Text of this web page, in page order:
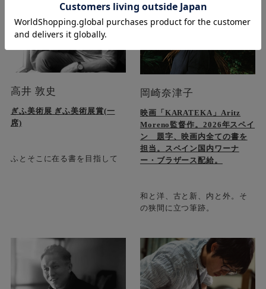
高井 敦史
ぎふ美術展 ぎふ美術展賞(一
席)
ふとそこに在る書を目指して
岡崎奈津子
映画「KARATEKA」Aritz
Moreno監督作。2026年スペイ
ン 題字、映画内全ての書を
担当。スペイン国内ワーナ
ー・ブラザース配給。
和と洋、古と新、内と外。そ
の狭間に立つ筆跡。